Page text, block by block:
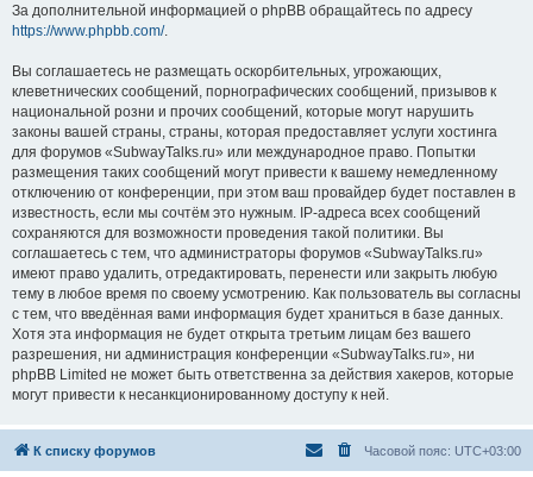
За дополнительной информацией о phpBB обращайтесь по адресу
https://www.phpbb.com/.
Вы соглашаетесь не размещать оскорбительных, угрожающих,
клеветнических сообщений, порнографических сообщений, призывов к
национальной розни и прочих сообщений, которые могут нарушить
законы вашей страны, страны, которая предоставляет услуги хостинга
для форумов «SubwayTalks.ru» или международное право. Попытки
размещения таких сообщений могут привести к вашему немедленному
отключению от конференции, при этом ваш провайдер будет поставлен в
известность, если мы сочтём это нужным. IP-адреса всех сообщений
сохраняются для возможности проведения такой политики. Вы
соглашаетесь с тем, что администраторы форумов «SubwayTalks.ru»
имеют право удалить, отредактировать, перенести или закрыть любую
тему в любое время по своему усмотрению. Как пользователь вы согласны
с тем, что введённая вами информация будет храниться в базе данных.
Хотя эта информация не будет открыта третьим лицам без вашего
разрешения, ни администрация конференции «SubwayTalks.ru», ни
phpBB Limited не может быть ответственна за действия хакеров, которые
могут привести к несанкционированному доступу к ней.
К списку форумов Часовой пояс: UTC+03:00